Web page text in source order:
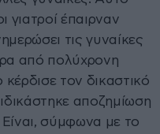
γιατροί έπαιρναν
τις γυναίκες
από πολύχρονη
τον δικαστικό
αποζημίωση
σύμφωνα με το